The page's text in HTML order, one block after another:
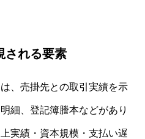
される要素
、売掛先との取引実績を示
細、登記簿謄本などがあり
実績・資本規模・支払い遅